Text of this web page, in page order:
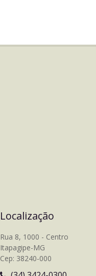
Localização
Rua 8, 1000 - Centro
Itapagipe-MG
Cep: 38240-000